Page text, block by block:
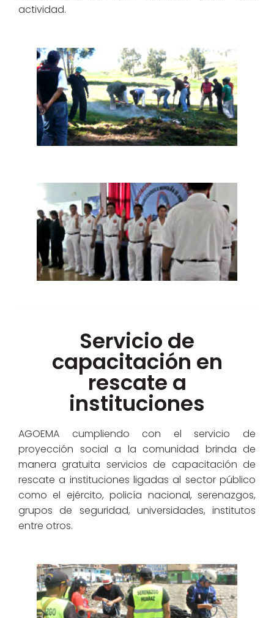
actividad.
Servicio de
capacitación en
rescate a
instituciones
AGOEMA cumpliendo con el servicio de
proyección social a la comunidad brinda de
manera gratuita servicios de capacitación de
rescate a instituciones ligadas al sector público
como el ejército, policía nacional, serenazgos,
grupos de seguridad, universidades, institutos
entre otros.